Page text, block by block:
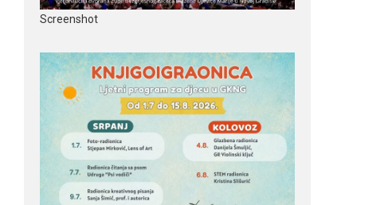
Screenshot